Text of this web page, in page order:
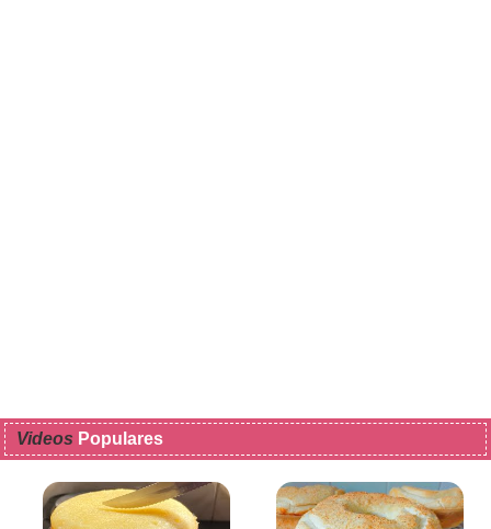
Videos Populares